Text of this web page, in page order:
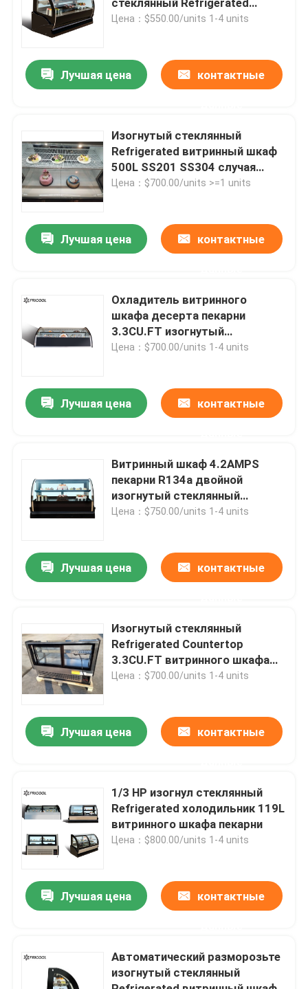
Продукция
О Компании
Наша фабрика
контактные данные
Все случаи
Refrigerated витринный шкаф пекарни
Стеклянные Merchandisers двери
стеклянный Refrigerated
витринный шкаф 130L пекарни
Цена：$550.00/units 1-4 units
Лучшая цена контактные
Изогнутый стеклянный
Refrigerated витринный шкаф
500L SS201 SS304 случая
гастронома
Цена：$700.00/units >=1 units
Лучшая цена контактные
Охладитель витринного
шкафа десерта пекарни
3.3CU.FT изогнутый
Countertop стеклянный
Цена：$700.00/units 1-4 units
Лучшая цена контактные
Витринный шкаф 4.2AMPS
пекарни R134a двойной
изогнутый стеклянный
Refrigerated
Цена：$750.00/units 1-4 units
Лучшая цена контактные
Изогнутый стеклянный
Refrigerated Countertop
3.3CU.FT витринного шкафа
десерта
Цена：$700.00/units 1-4 units
Лучшая цена контактные
1/3 HP изогнул стеклянный
Refrigerated холодильник 119L
витринного шкафа пекарни
Цена：$800.00/units 1-4 units
Лучшая цена контактные
Автоматический разморозьте
изогнутый стеклянный